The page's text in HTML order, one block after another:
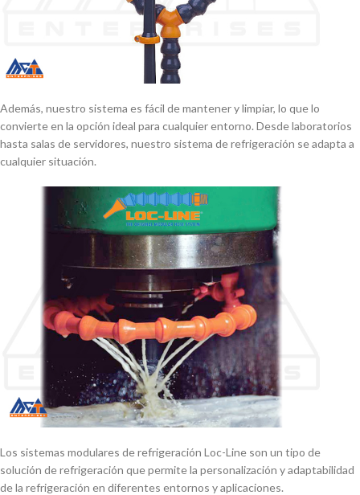
Además, nuestro sistema es fácil de mantener y limpiar, lo que lo
convierte en la opción ideal para cualquier entorno. Desde laboratorios
hasta salas de servidores, nuestro sistema de refrigeración se adapta a
cualquier situación.
Los sistemas modulares de refrigeración Loc-Line son un tipo de
solución de refrigeración que permite la personalización y adaptabilidad
de la refrigeración en diferentes entornos y aplicaciones.